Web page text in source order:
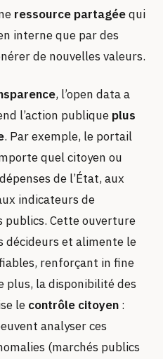
ressource partagéequi
interne que par des
de nouvelles valeurs.
, l’open data a
l’action publique plus
. Par exemple, le portail
quel citoyen ou
de l’État, aux
indicateurs de
publics. Cette ouverture
décideurs et alimente le
renforçant in fine
plus, la disponibilité des
le contrôle citoyen :
analyser ces
(marchés publics